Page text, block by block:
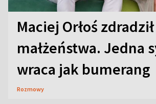
Maciej Orłoś
małżeństwa. Jedna
wraca jak bumerang
Rozmowy